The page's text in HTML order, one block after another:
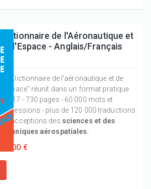
Dictionnaire de l'Aéronautique et
de l'Espace - Anglais/Français
Le "Dictionnaire de l'aéronautique et de
l'espace" réunit dans un format pratique
11x17 - 730 pages - 60 000 mots et
expressions - plus de 120 000 traductions
ou acceptions des sciences et des
techniques aérospatiales.
50,00 €